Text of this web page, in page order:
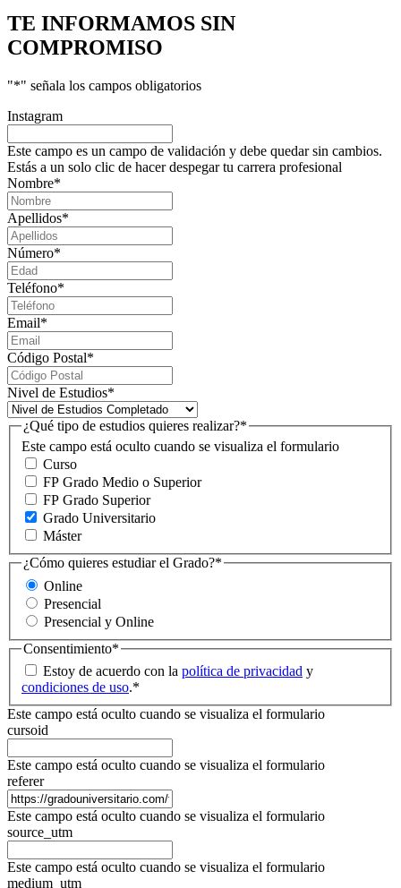
TE INFORMAMOS SIN
COMPROMISO
"*" señala los campos obligatorios
Instagram
Este campo es un campo de validación y debe quedar sin cambios.
Estás a un solo clic de hacer despegar tu carrera profesional
Nombre*
Apellidos*
Número*
Teléfono*
Email*
Código Postal*
Nivel de Estudios*
Este campo está oculto cuando se visualiza el formulario
¿Qué tipo de estudios quieres realizar?*
Curso
FP Grado Medio o Superior
FP Grado Superior
Grado Universitario
Máster
¿Cómo quieres estudiar el Grado?*
Online
Presencial
Presencial y Online
Consentimiento*
Estoy de acuerdo con la política de privacidad y
condiciones de uso.*
Este campo está oculto cuando se visualiza el formulario
cursoid
Este campo está oculto cuando se visualiza el formulario
referer
Este campo está oculto cuando se visualiza el formulario
source_utm
Este campo está oculto cuando se visualiza el formulario
medium_utm